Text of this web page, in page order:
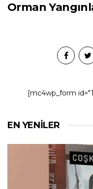
Orman
[mc4wp_form
EN YENILER